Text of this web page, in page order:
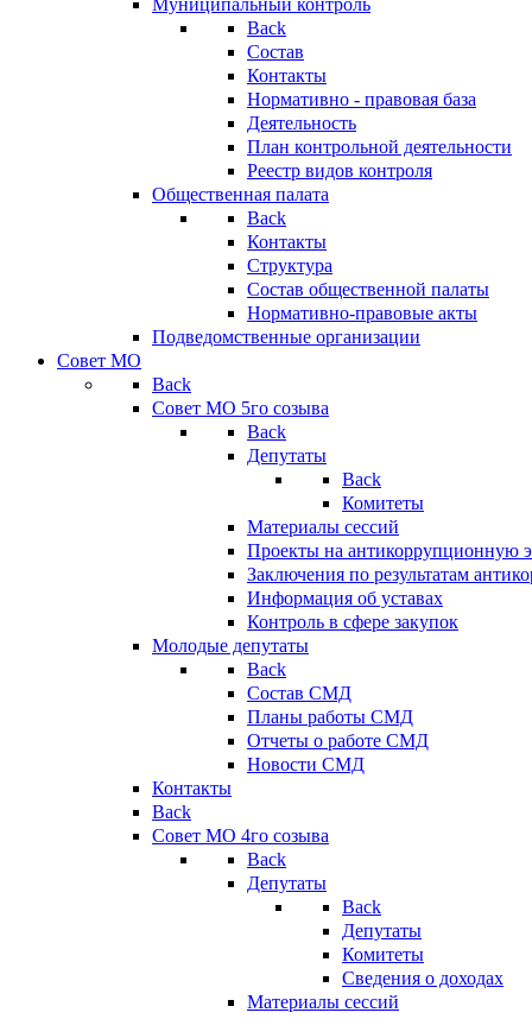
Муниципальный контроль
Back
Состав
Контакты
Нормативно - правовая база
Деятельность
План контрольной деятельности
Реестр видов контроля
Общественная палата
Back
Контакты
Структура
Состав общественной палаты
Нормативно-правовые акты
Подведомственные организации
Совет МО
Back
Совет МО 5го созыва
Back
Депутаты
Back
Комитеты
Материалы сессий
Проекты на антикоррупционную
Заключения по результатам
Информация об уставах
Контроль в сфере закупок
Молодые депутаты
Back
Состав СМД
Планы работы СМД
Отчеты о работе СМД
Новости СМД
Контакты
Back
Совет МО 4го созыва
Back
Депутаты
Back
Депутаты
Комитеты
Сведения о доходах
Материалы сессий